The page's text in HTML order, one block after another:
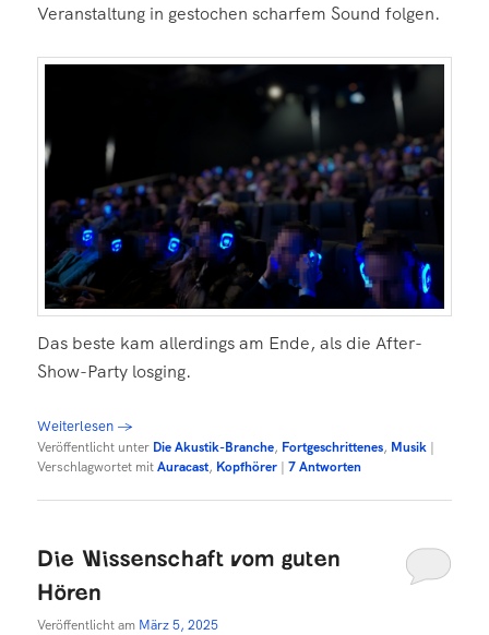
Veranstaltung in gestochen scharfem Sound folgen.
Das beste kam allerdings am Ende, als die After-
Show-Party losging.
Weiterlesen→
Veröffentlicht unter Die Akustik-Branche, Fortgeschrittenes, Musik |
Verschlagwortet mitAuracast, Kopfhörer |7Antworten
Die Wissenschaft vom guten
Hören
Veröffentlicht am März 5, 2025